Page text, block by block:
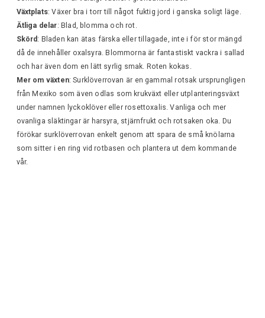
Växtplats: Växer bra i torr till något fuktig jord i ganska soligt läge.
Ätliga delar: Blad, blomma och rot.
Skörd : Bladen kan ätas färska eller tillagade, inte i för stor mängd
då de innehåller oxalsyra. Blommorna är fantastiskt vackra i sallad
och har även dom en lätt syrlig smak. Roten kokas.
Mer om växten: Surklöverrovan är en gammal rotsak ursprungligen
från Mexiko som även odlas som krukväxt eller utplanteringsväxt
under namnen lyckoklöver eller rosettoxalis. Vanliga och mer
ovanliga släktingar är harsyra, stjärnfrukt och rotsaken oka. Du
förökar surklöverrovan enkelt genom att spara de små knölarna
som sitter i en ring vid rotbasen och plantera ut dem kommande
vår.